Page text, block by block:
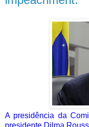
A presidência da
presidente Dilma